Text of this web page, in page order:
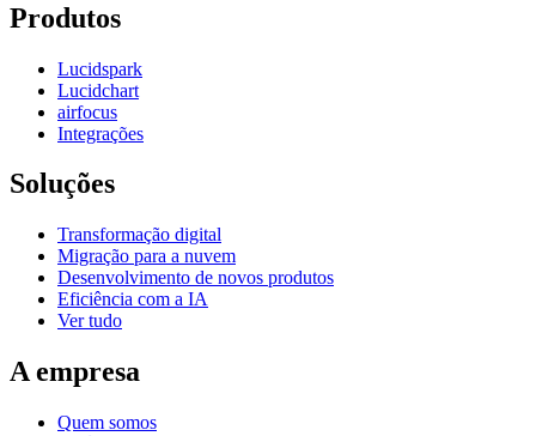
Produtos
Lucidspark
Lucidchart
airfocus
Integrações
Soluções
Transformação digital
Migração para a nuvem
Desenvolvimento de novos produtos
Eficiência com a IA
Ver tudo
A empresa
Quem somos